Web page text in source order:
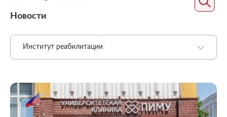
Новости
Институт реабилитации